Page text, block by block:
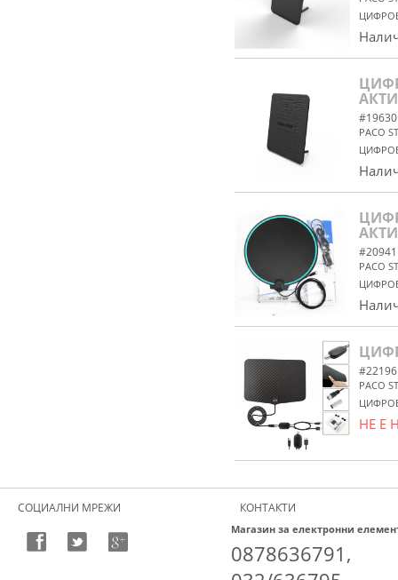
#19630
PACO
#20941
PACO
#22196
PACO
НЕ Е
СОЦИАЛНИ МРЕЖИ КОНТАКТИ
Магазин за електронни
0878636791,